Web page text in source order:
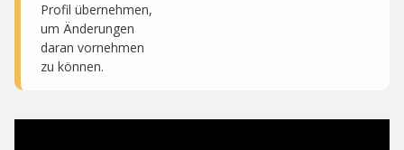
Profil übernehmen,
um Änderungen
daran vornehmen
zu können.